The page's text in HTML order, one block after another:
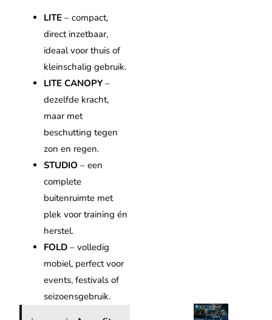
LITE – compact,
direct inzetbaar,
ideaal voor thuis of
kleinschalig gebruik.
LITE CANOPY –
dezelfde kracht,
maar met
beschutting tegen
zon en regen.
STUDIO – een
complete
buitenruimte met
plek voor training én
herstel.
FOLD – volledig
mobiel, perfect voor
events, festivals of
seizoensgebruik.